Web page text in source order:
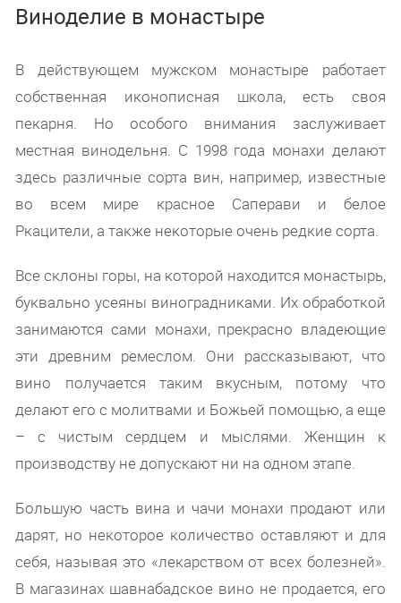
Виноделие в монастыре
В действующем мужском монастыре работает
собственная иконописная школа, есть своя
пекарня. Но особого внимания заслуживает
местная винодельня. С 1998 года монахи делают
здесь различные сорта вин, например, известные
во всем мире красное Саперави и белое
Ркацители, а также некоторые очень редкие сорта.
Все склоны горы, на которой находится монастырь,
буквально усеяны виноградниками. Их обработкой
занимаются сами монахи, прекрасно владеющие
эти древним ремеслом. Они рассказывают, что
вино получается таким вкусным, потому что
делают его с молитвами и Божьей помощью, а еще
– с чистым сердцем и мыслями. Женщин к
производству не допускают ни на одном этапе.
Большую часть вина и чачи монахи продают или
дарят, но некоторое количество оставляют и для
себя, называя это «лекарством от всех болезней».
В магазинах шавнабадское вино не продается, его